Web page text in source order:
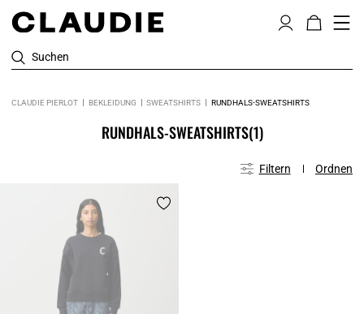
Suchen
CLAUDIE PIERLOT BEKLEIDUNG SWEATSHIRTS RUNDHALS-SWEATSHIRTS
RUNDHALS-SWEATSHIRTS(1)
Filtern Ordnen